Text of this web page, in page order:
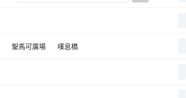
聖馬可廣場
嘆息橋